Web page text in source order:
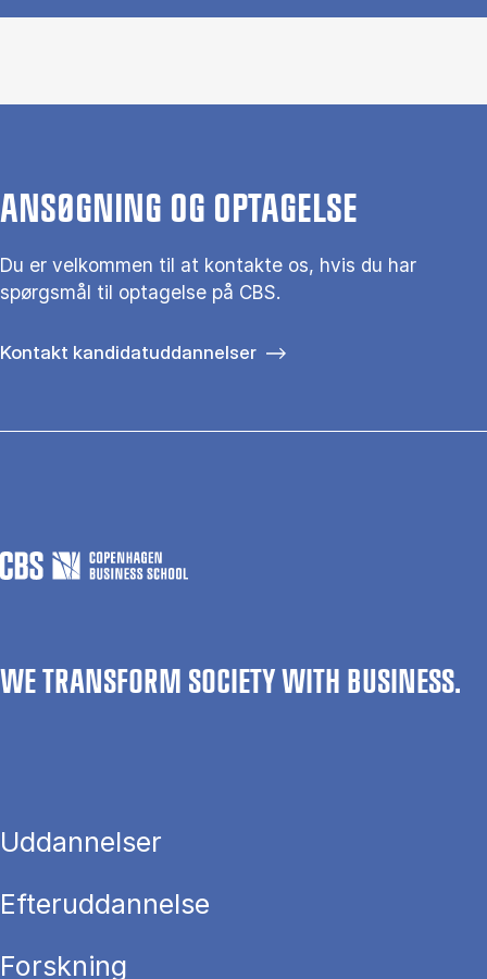
ANSØGNING OG OPTAGELSE
Du er velkommen til at kontakte os, hvis du har
spørgsmål til optagelse på CBS.
Kontakt kandidatuddannelser
WE TRANSFORM SOCIETY WITH BUSINESS.
Uddannelser
Efteruddannelse
Forskning